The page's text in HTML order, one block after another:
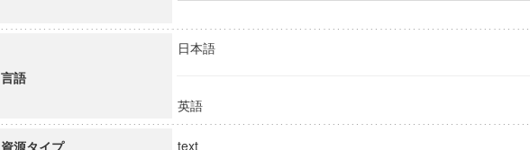
言語
日本語
英語
資源タイプ text